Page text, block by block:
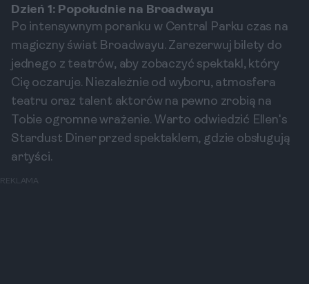
Dzień 1: Popołudnie na Broadwayu
Po intensywnym poranku w Central Parku czas na
magiczny świat Broadwayu. Zarezerwuj bilety do
jednego z teatrów, aby zobaczyć spektakl, który
Cię oczaruje. Niezależnie od wyboru, atmosfera
teatru oraz talent aktorów na pewno zrobią na
Tobie ogromne wrażenie. Warto odwiedzić Ellen's
Stardust Diner przed spektaklem, gdzie obsługują
artyści.
REKLAMA